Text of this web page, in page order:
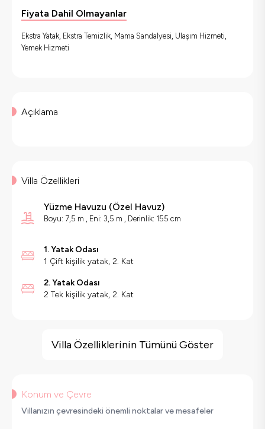
Fiyata Dahil Olmayanlar
Ekstra Yatak, Ekstra Temizlik, Mama Sandalyesi, Ulaşım Hizmeti,
Yemek Hizmeti
Açıklama
Villa Özellikleri
Yüzme Havuzu (Özel Havuz)
Boyu: 7,5 m , Eni: 3,5 m , Derinlik: 155 cm
1. Yatak Odası
1 Çift kişilik yatak, 2. Kat
2. Yatak Odası
2 Tek kişilik yatak, 2. Kat
Barbekü
Saç Kurutma Makinası
Bulaşık Makinesi
Villa Özelliklerinin Tümünü Göster
Konum ve Çevre
Villanızın çevresindeki önemli noktalar ve mesafeler